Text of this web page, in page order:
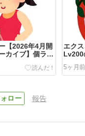
【2026年4月開
カイブ】個ラン
エク
Lv200
フル
5ヶ月前
報告